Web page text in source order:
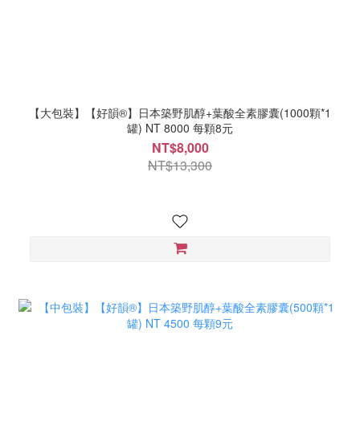
【大包裝】【好韻®】日本築野肌醇+葉酸全素膠囊(1000顆*1
罐) NT 8000 每顆8元
NT$8,000
NT$13,300